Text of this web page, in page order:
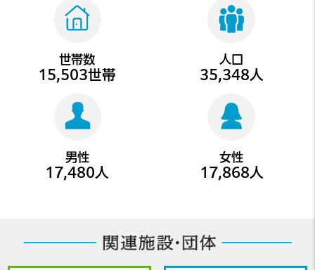
世帯数
15,503世帯
人口
35,348人
男性
17,480人
女性
17,868人